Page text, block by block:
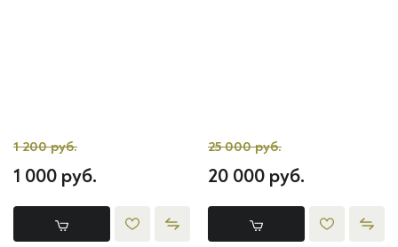
1 200 руб.
1 000 руб.
25 000 руб.
20 000 руб.